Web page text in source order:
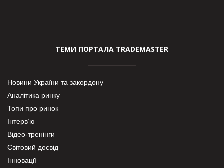
ТЕМИ ПОРТАЛА TRADEMASTER
Новини України та закордону
Аналітика ринку
Топи про ринок
Інтерв’ю
Відео-тренінги
Світовий досвід
Інновації